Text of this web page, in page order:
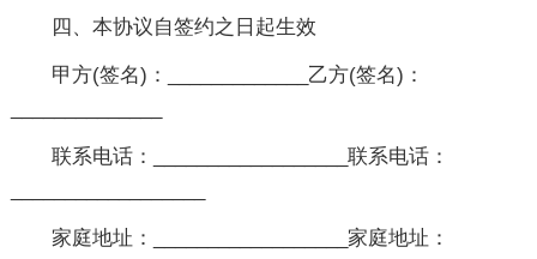
四、本协议自签约之日起生效
甲方(签名)：_____________乙方(签名)：
联系电话：__________________联系电话：
家庭地址：__________________家庭地址：